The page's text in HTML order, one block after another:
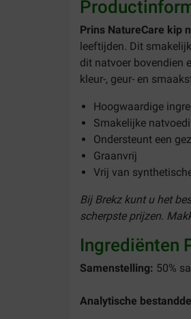
Prins NatureCare kip
leeftijden. Dit
dit natvoer bovendien
kleur-, geur- en
Hoogwaardige
Smakelijke
Ondersteunt een
Graanvrij
Vrij van
Bij Brekz kunt u het
scherpste prijzen.
Ingrediënten
Samenstelling: 50%
Analytische